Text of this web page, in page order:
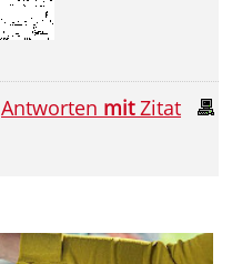
Antworten mitZitat